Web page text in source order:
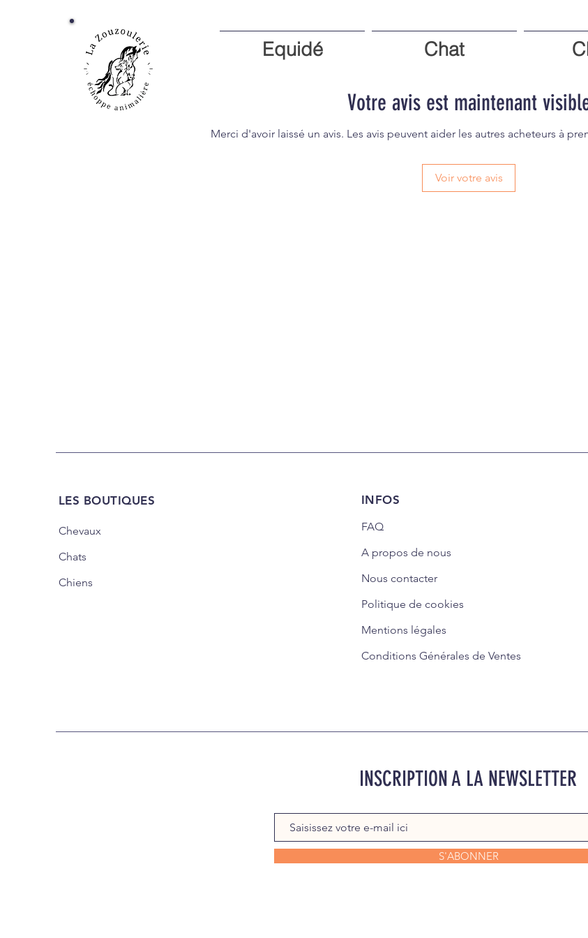
Equidé Chat
Votre avis est maintenant
Merci d'avoir laissé un avis. Les avis peuvent aider les autres acheteurs à
Voir votre avis
LES BOUTIQUES
Chevaux
Chats
Chiens
INFOS
FAQ
A propos de nous
Nous contacter
Politique de cookies
Mentions légales
Conditions Générales de Ventes
INSCRIPTION A LA NEWSLETTER
S'ABONNER